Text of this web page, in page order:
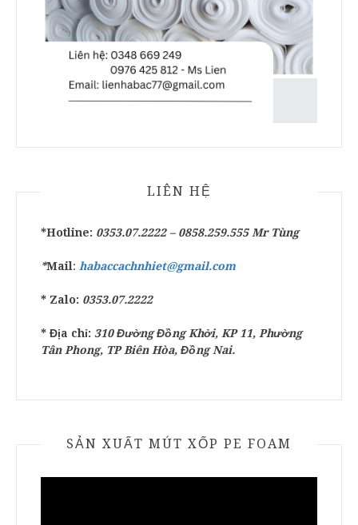
LIÊN HỆ
*Hotline: 0353.07.2222 – 0858.259.555Mr Tùng
*Mail: habaccachnhiet@gmail.com
* Zalo: 0353.07.2222
* Địa chỉ: 310 Đường Đồng Khởi, KP 11, Phường
Tân Phong, TP Biên Hòa, Đồng Nai.
SẢN XUẤT MÚT XỐP PE FOAM